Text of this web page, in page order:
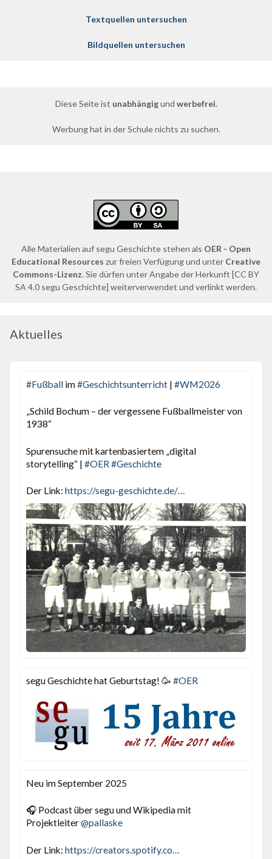
Textquellen untersuchen
Bildquellen untersuchen
Diese Seite ist unabhängigund werbefrei.
Werbung hat in der Schule nichts zu suchen.
Alle Materialien auf segu Geschichte stehen als OER - Open
Educational Resources zur freien Verfügung und unter Creative
Commons-Lizenz. Sie dürfen unter Angabe der Herkunft [CC BY
SA 4.0 segu Geschichte] weiterverwendet und verlinkt werden.
Aktuelles
#Fußball im#Geschichtsunterricht |#WM2026
„Schild Bochum – der vergessene Fußballmeister von
1938“
Spurensuche mit kartenbasiertem „digital
storytelling“ |#OER#Geschichte
Der Link:https://segu-geschichte.de/fussball/
segu Geschichte hat Geburtstag! 🥳#OER
Neu im September 2025
🎧 Podcast über segu und Wikipedia mit
Projektleiter@pallaske
Der Link:https://creators.spotify.com/pod/profi